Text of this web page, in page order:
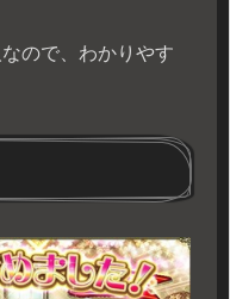
ので、わかりやす